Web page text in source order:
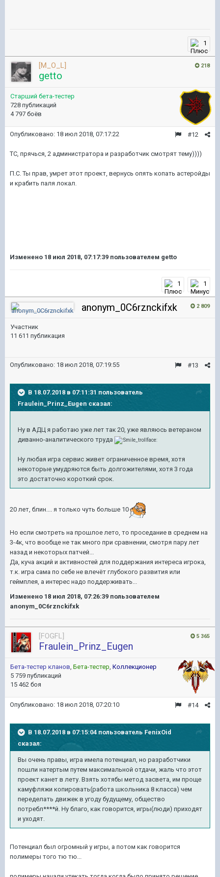
1
218
[M_O_L]
getto
Старший бета-тестер
728 публикаций
4 797 боёв
#12
Опубликовано: 18 июл 2018, 07:17:22
ТС, прячься, 2 администратора и разработчик смотрят тему))))
П.С. Ты прав, умрет этот проект, вернусь опять копать астеройды
и крабить паля локал.
Изменено 18 июл 2018, 07:17:39 пользователем getto
1 1
2 809
anonym_0C6rznckifxk
Участник
11 611 публикация
#13
Опубликовано: 18 июл 2018, 07:19:55
В 18.07.2018 в 07:11:31 пользователь
Fraulein_Prinz_Eugen сказал:
Ну в АДЦ я работаю уже лет так 20, уже являюсь ветераном
диванно-аналитического труда
Ну любая игра сервис живет ограниченное время, хотя
некоторые умудряются быть долгожителями, хотя 3 года
это достаточно короткий срок.
20 лет, блин.... я только чуть больше 10
Но если смотреть на прошлое лето, то проседание в среднем на
3-4к, что вообще не так много при сравнении, смотря пару лет
назад и некоторых патчей...
Да, куча акций и активностей для поддержания интереса игрока,
т.к. игра сама по себе не влечёт глубокого развития или
геймплея, а интерес надо поддерживать...
Изменено 18 июл 2018, 07:26:39 пользователем
anonym_0C6rznckifxk
5 365
[FOGFL]
Fraulein_Prinz_Eugen
Бета-тестер кланов, Бета-тестер, Коллекционер
5 759 публикаций
15 462 боя
#14
Опубликовано: 18 июл 2018, 07:20:10
В 18.07.2018 в 07:15:04 пользователь FenixOid
сказал:
Вы очень правы, игра имела потенциал, но разработчики
пошли натертым путем максимальной отдачи, жаль что этот
проект канет в лету. Взять хотябы метод засвета, им проще
камуфляжи копировать(работа школьника 8 класса) чем
переделать движек в угоду будущему, общество
потребл****й. Ну благо, как говорится, игры(люди) приходят
и уходят.
Потенциал был огромный у игры, а потом как говорится
полимеры того тю тю...